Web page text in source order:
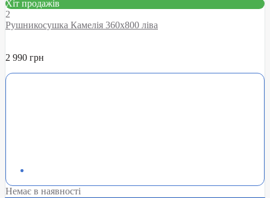
Хіт продажів
2
Рушникосушка Камелія 360х800 ліва
2 990 грн
Немає в наявності